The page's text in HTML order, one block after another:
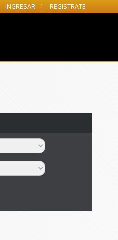
INGRESAR REGISTRATE